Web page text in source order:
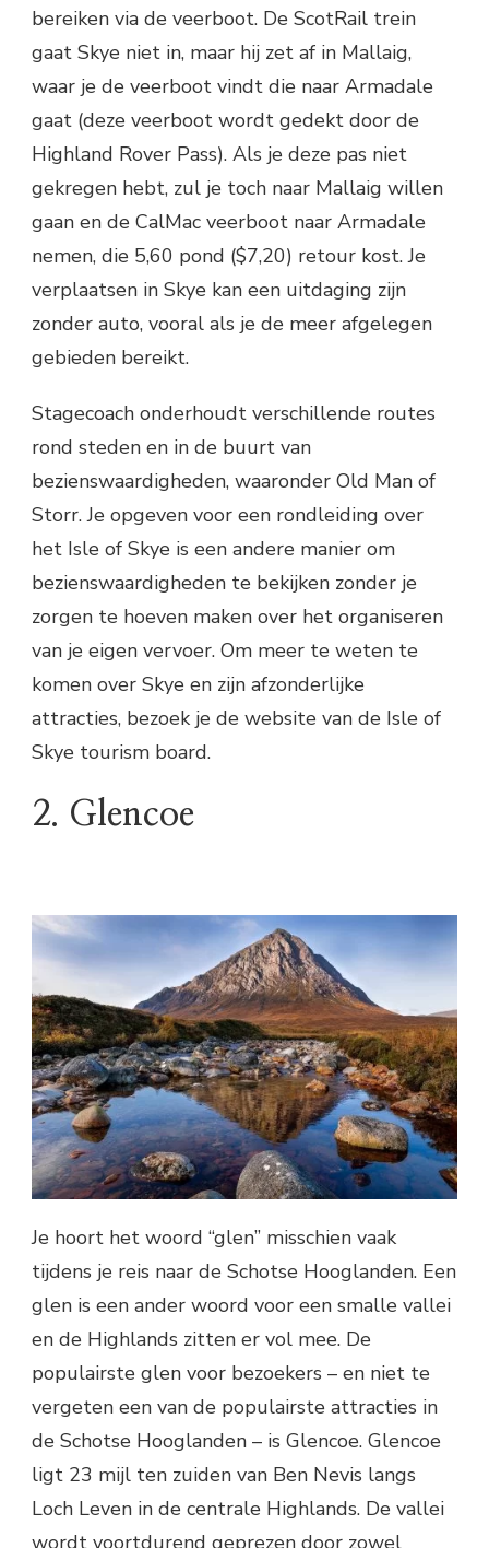
bereiken via de veerboot. De ScotRail trein
gaat Skye niet in, maar hij zet af in Mallaig,
waar je de veerboot vindt die naar Armadale
gaat (deze veerboot wordt gedekt door de
Highland Rover Pass). Als je deze pas niet
gekregen hebt, zul je toch naar Mallaig willen
gaan en de CalMac veerboot naar Armadale
nemen, die 5,60 pond ($7,20) retour kost. Je
verplaatsen in Skye kan een uitdaging zijn
zonder auto, vooral als je de meer afgelegen
gebieden bereikt.
Stagecoach onderhoudt verschillende routes
rond steden en in de buurt van
bezienswaardigheden, waaronder Old Man of
Storr. Je opgeven voor een rondleiding over
het Isle of Skye is een andere manier om
bezienswaardigheden te bekijken zonder je
zorgen te hoeven maken over het organiseren
van je eigen vervoer. Om meer te weten te
komen over Skye en zijn afzonderlijke
attracties, bezoek je de website van de Isle of
Skye tourism board.
2. Glencoe
Je hoort het woord “glen” misschien vaak
tijdens je reis naar de Schotse Hooglanden. Een
glen is een ander woord voor een smalle vallei
en de Highlands zitten er vol mee. De
populairste glen voor bezoekers – en niet te
vergeten een van de populairste attracties in
de Schotse Hooglanden – is Glencoe. Glencoe
ligt 23 mijl ten zuiden van Ben Nevis langs
Loch Leven in de centrale Highlands. De vallei
wordt voortdurend geprezen door zowel